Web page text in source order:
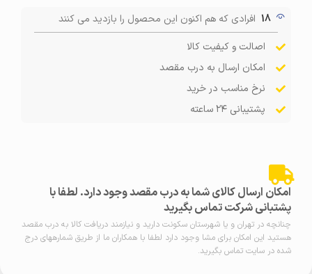
18 افرادی که هم اکنون این محصول را بازدید می کنند
اصالت و کیفیت کالا
امکان ارسال به درب مقصد
نرخ مناسب در خرید
پشتیبانی ۲۴ ساعته
امکان ارسال کالای شما به درب مقصد وجود دارد. لطفا با
پشتبانی شرکت تماس بگیرید
چنانچه در تهران و یا شهرستان سکونت دارید و نیازمند دریافت کالا به درب مقصد
هستید این امکان برای مشا وجود دارد لطفا با همکاران ما از طریق شمارههای درج
شده در سایت تماس بگیرید.